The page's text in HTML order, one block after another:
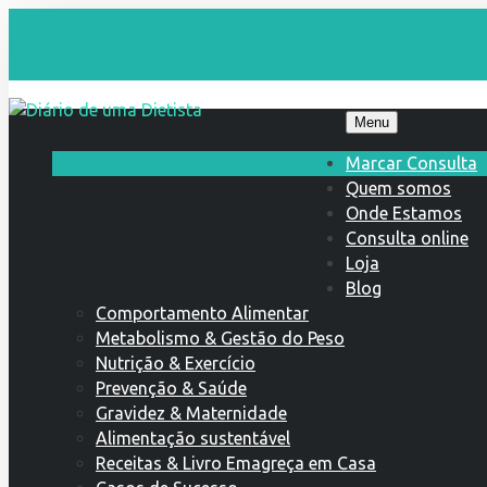
Menu
Marcar Consulta
Quem somos
Onde Estamos
Consulta online
Loja
Blog
Comportamento Alimentar
Metabolismo & Gestão do Peso
Nutrição & Exercício
Prevenção & Saúde
Gravidez & Maternidade
Alimentação sustentável
Receitas & Livro Emagreça em Casa